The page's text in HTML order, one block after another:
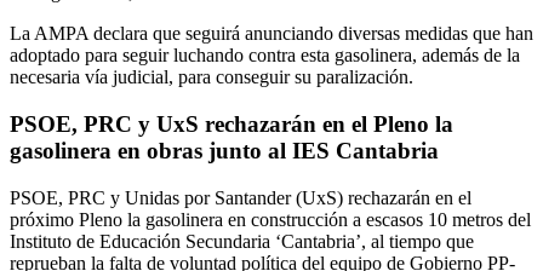
La AMPA declara que seguirá anunciando diversas medidas que han
adoptado para seguir luchando contra esta gasolinera, además de la
necesaria vía judicial, para conseguir su paralización.
PSOE, PRC y UxS rechazarán en el Pleno la
gasolinera en obras junto al IES Cantabria
PSOE, PRC y Unidas por Santander (UxS) rechazarán en el
próximo Pleno la gasolinera en construcción a escasos 10 metros del
Instituto de Educación Secundaria ‘Cantabria’, al tiempo que
reprueban la falta de voluntad política del equipo de Gobierno PP-